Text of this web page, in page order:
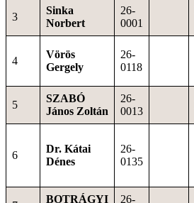
3
Sinka
Norbert
26-
0001
4
Vörös
Gergely
26-
0118
5
SZABÓ
János Zoltán
26-
0013
6
Dr. Kátai
Dénes
26-
0135
BOTRÁGYI
26-